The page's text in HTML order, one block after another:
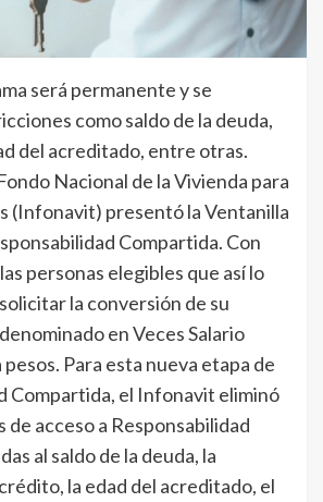
será permanente y se
como saldo de la deuda,
del acreditado, entre otras.
Nacional de la Vivienda para
(Infonavit) presentó la Ventanilla
Compartida. Con
personas elegibles que así lo
la conversión de su
en Veces Salario
Para esta nueva etapa de
Compartida, el Infonavit eliminó
de acceso a Responsabilidad
al saldo de la deuda, la
la edad del acreditado, el